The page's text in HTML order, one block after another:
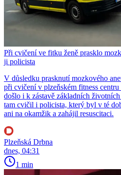
Při cvičení ve fitku ženě prasklo
ji policista
V důsledku prasknutí mozkového
při cvičení v plzeňském fitness centru
došlo i k zástavě základních
tam cvičil i policista, který byl v té
ani na okamžik a zahájil resuscitaci.
Plzeňská Drbna
dnes, 04:31
1 min